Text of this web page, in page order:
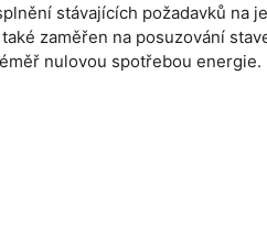
stávajících požadavků na
zaměřen na posuzování
nulovou spotřebou energie.